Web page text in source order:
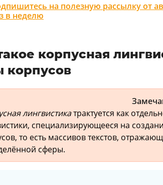
на полезную рассылку от
в неделю
корпусная
корпусов
лингвистикатрактуется как
специализирующееся на
то есть массивов текстов,
сферы.